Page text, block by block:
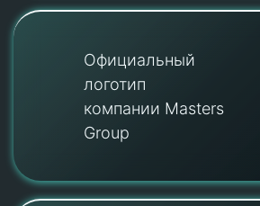
Официальный
логотип
компании Masters
Group